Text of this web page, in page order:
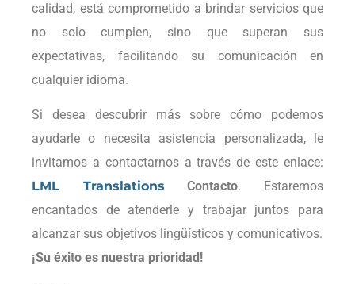
calidad, está comprometido a brindar servicios que
no solo cumplen, sino que superan sus
expectativas, facilitando su comunicación en
cualquier idioma.
Si desea descubrir más sobre cómo podemos
ayudarle o necesita asistencia personalizada, le
invitamos a contactarnos a través de este enlace:
LML Translations Contacto. Estaremos
encantados de atenderle y trabajar juntos para
alcanzar sus objetivos lingüísticos y comunicativos.
¡Su éxito es nuestra prioridad!